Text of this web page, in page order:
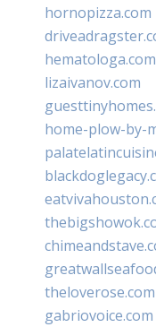
hornopizza.com
hematologa.com
lizaivanov.com
home-plow-by-
theloverose.com
gabriovoice.com